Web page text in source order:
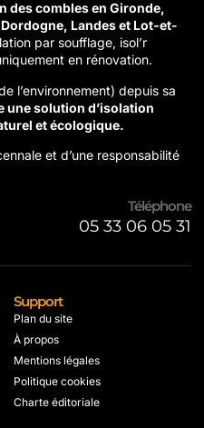
des combles en Gironde,
Landes et Lot-et-
par soufflage, isol’r
en rénovation.
l’environnement) depuis sa
une solution d’isolation
et écologique.
et d’une responsabilité
Téléphone
05 33 06 05 31
Support
Plan du site
À propos
Mentions légales
Politique cookies
Charte éditoriale